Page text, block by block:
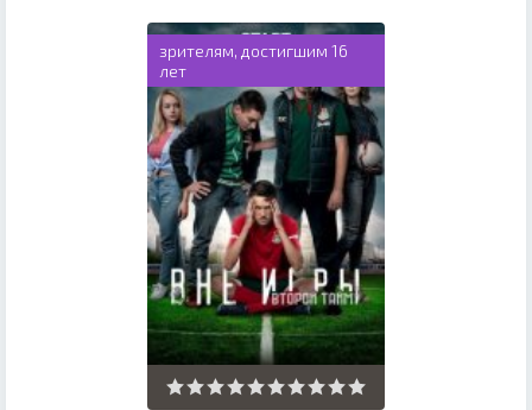
зрителям, достигшим 16
лет